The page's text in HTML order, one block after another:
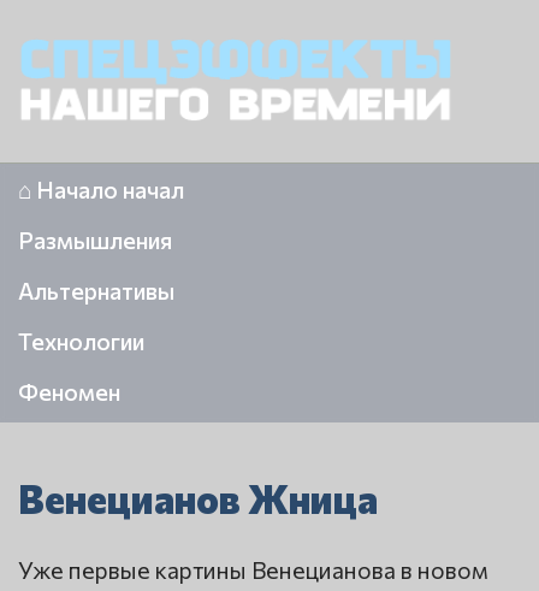
⌂ Начало начал
Размышления
Альтернативы
Технологии
Феномен
Венецианов Жница
Уже первые картины Венецианова в новом